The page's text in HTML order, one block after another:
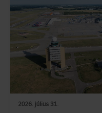
2026. július 31.